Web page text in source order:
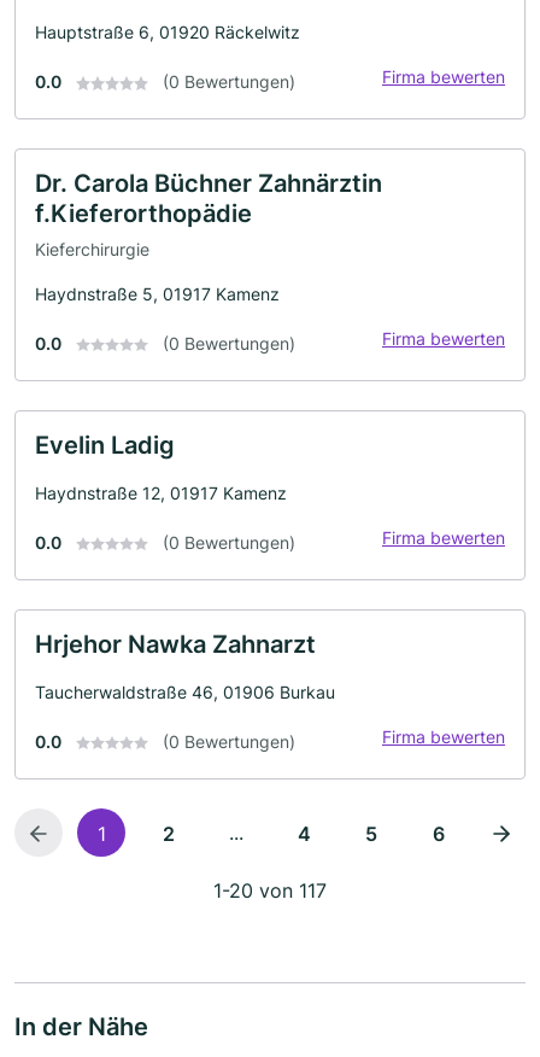
Hauptstraße 6, 01920 Räckelwitz
0.0 (0 Bewertungen) Firma bewerten
Dr. Carola Büchner Zahnärztin
f.Kieferorthopädie
Kieferchirurgie
Haydnstraße 5, 01917 Kamenz
0.0 (0 Bewertungen) Firma bewerten
Evelin Ladig
Haydnstraße 12, 01917 Kamenz
0.0 (0 Bewertungen) Firma bewerten
Hrjehor Nawka Zahnarzt
Taucherwaldstraße 46, 01906 Burkau
0.0 (0 Bewertungen) Firma bewerten
1 2 ... 4 5 6
1-20 von 117
In der Nähe